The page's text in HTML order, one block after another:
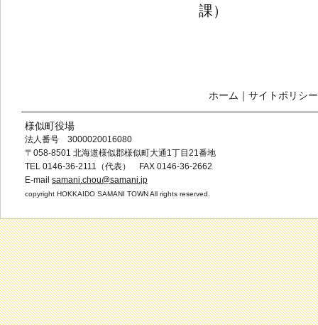
課）
ホーム ｜ サイトポリシー
様似町役場
法人番号 3000020016080
〒058-8501 北海道様似郡様似町大通1丁目21番地
TEL 0146-36-2111（代表） FAX 0146-36-2662
E-mail samani.chou@samani.jp
copyright HOKKAIDO SAMANI TOWN All rights reserved.